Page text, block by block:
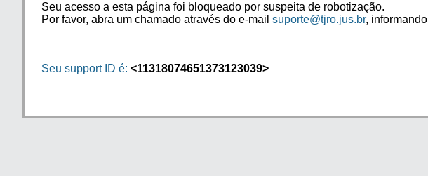
Seu acesso a esta página foi bloqueado por suspeita de robotização.
Por favor, abra um chamado através do e-mail suporte@tjro.jus.br, informando
Seu support ID é: <11318074651373123039>